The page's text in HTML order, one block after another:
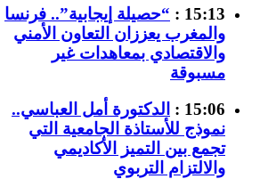
15:13 :
“حصيلة إيجابية”.. فرنسا
والمغرب يعززان التعاون الأمني
والاقتصادي بمعاهدات غير
مسبوقة
15:06 :
الدكتورة أمل العباسي..
نموذج للأستاذة الجامعية التي
تجمع بين التميز الأكاديمي
والالتزام التربوي